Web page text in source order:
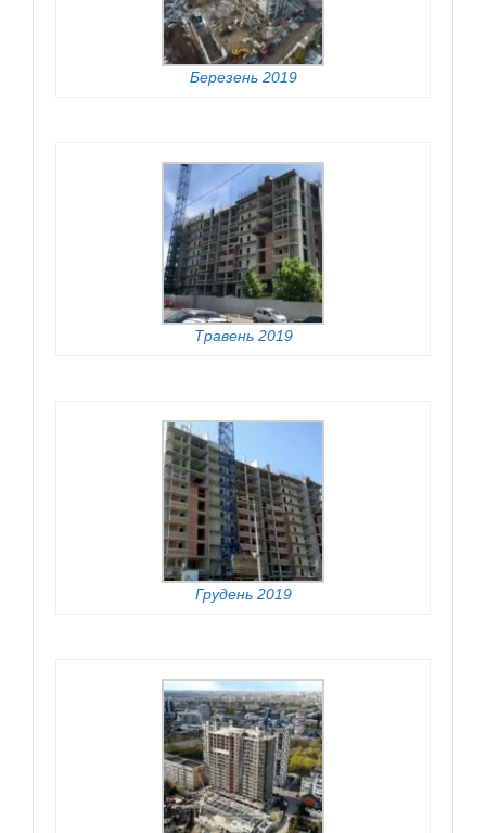
Березень 2019
Травень 2019
Грудень 2019